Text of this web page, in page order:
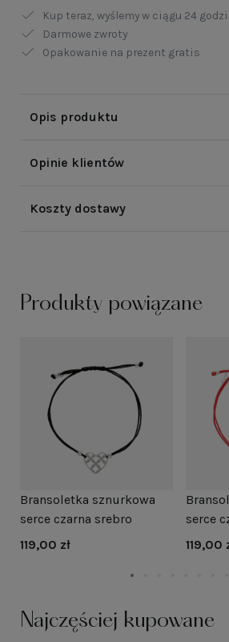
Kup teraz, wyślemy w ciągu 24
Darmowe zwroty
Opakowanie na prezent gratis
Opis produktu
Opinie klientów
Koszty dostawy
Produkty powiązane
Bransoletka sznurkowa
serce czarna srebro
119,00 zł
serce
119,00
Najczęściej kupowane